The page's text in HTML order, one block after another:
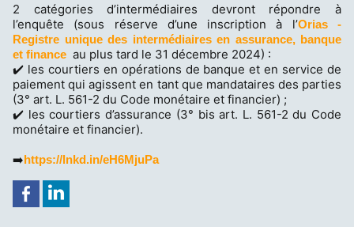
2 catégories d’intermédiaires devront répondre à
l’enquête (sous réserve d’une inscription à l’Orias -
Registre unique des intermédiaires en assurance, banque
et finance au plus tard le 31 décembre 2024) :
✔️ les courtiers en opérations de banque et en service de
paiement qui agissent en tant que mandataires des parties
(3° art. L. 561-2 du Code monétaire et financier) ;
✔️ les courtiers d’assurance (3° bis art. L. 561-2 du Code
monétaire et financier).
➡️https://lnkd.in/eH6MjuPa